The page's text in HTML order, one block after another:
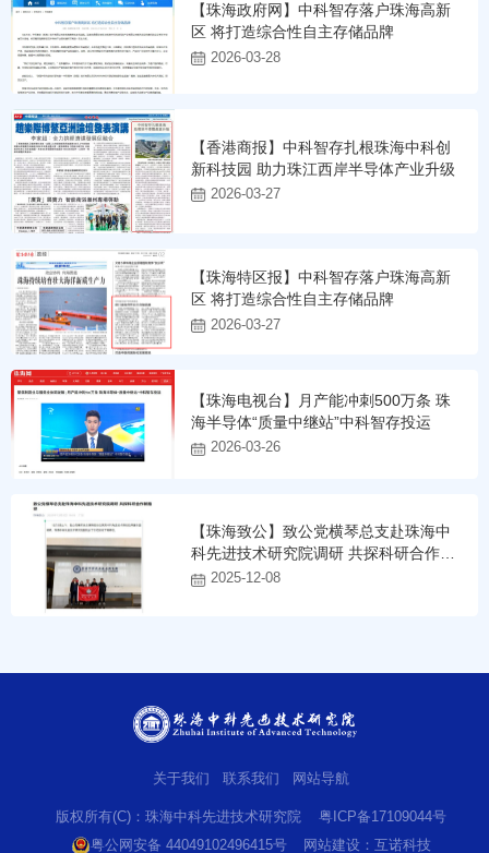
【珠海政府网】中科智存落户珠海高新
区 将打造综合性自主存储品牌
2026-03-28
【香港商报】中科智存扎根珠海中科创
新科技园 助力珠江西岸半导体产业升级
2026-03-27
【珠海特区报】中科智存落户珠海高新
区 将打造综合性自主存储品牌
2026-03-27
【珠海电视台】月产能冲刺500万条 珠
海半导体“质量中继站”中科智存投运
2026-03-26
【珠海致公】致公党横琴总支赴珠海中
科先进技术研究院调研 共探科研合作新
路径2025-12-08
关于我们 联系我们 网站导航
版权所有(C)：珠海中科先进技术研究院
粤ICP备17109044号
粤公网安备 44049102496415号
网站建设 ：互诺科技